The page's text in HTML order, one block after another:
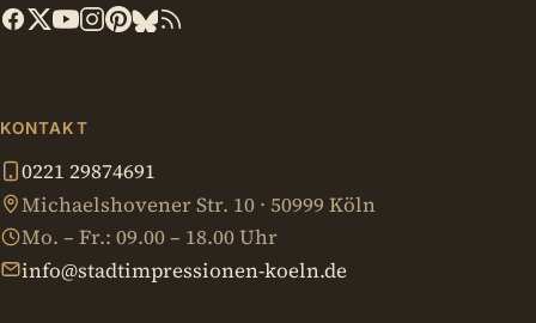
KONTAKT
0221 29874691
Michaelshovener Str. 10 · 50999 Köln
Mo. – Fr.: 09.00 – 18.00 Uhr
info@stadtimpressionen-koeln.de